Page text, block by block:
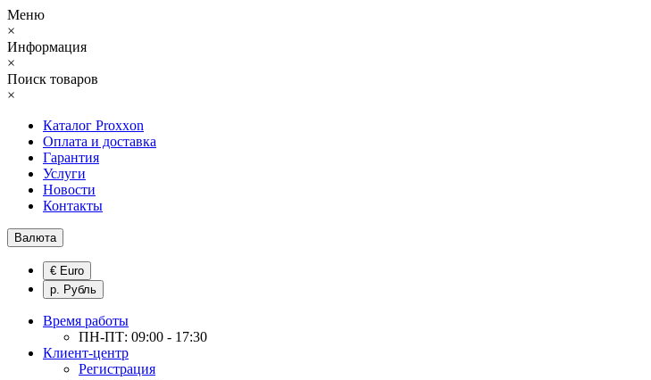
Меню
×
Информация
×
Поиск товаров
×
Каталог Proxxon
Оплата и доставка
Гарантия
Услуги
Новости
Контакты
Валюта
€ Euro
р. Рубль
Время работы
ПН-ПТ: 09:00 - 17:30
Клиент-центр
Регистрация